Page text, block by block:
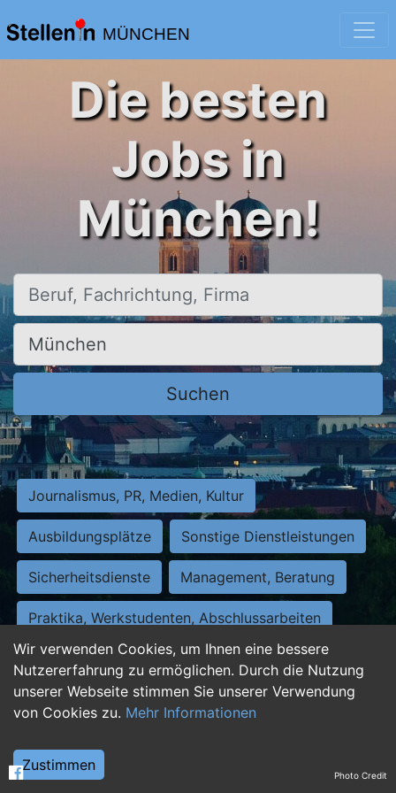
MÜNCHEN
Wir verwenden Cookies, um Ihnen eine bessere
Nutzererfahrung zu ermöglichen. Durch die Nutzung
unserer Webseite stimmen Sie unserer Verwendung
von Cookies zu. Mehr Informationen
Zustimmen
Die besten
Jobs in
München!
Beruf, Fachrichtung, Firma
Ort, Stadt
Suchen
Journalismus, PR, Medien, Kultur
Ausbildungsplätze Sonstige Dienstleistungen
Sicherheitsdienste Management, Beratung
Praktika, Werkstudenten, Abschlussarbeiten
Personalwesen Assistenz, Sekretariat
Hilfskräfte, Aushilfs- und Nebenjobs
Weiterbildung, Studium, duale Ausbildung Photo Credit